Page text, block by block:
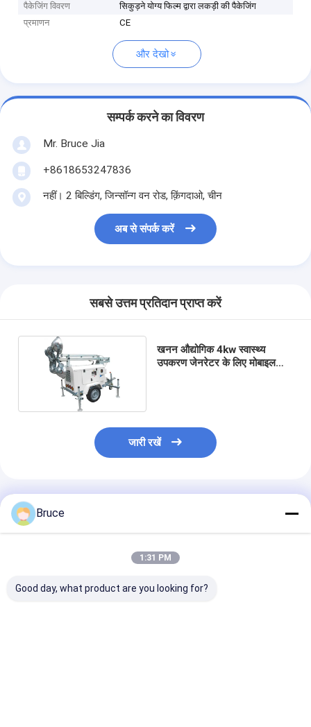
पैकेजिंग विवरण
सिकुड़ने योग्य फिल्म द्वारा लकड़ी की पैकेजिंग
प्रमाणन
CE
और देखो
सम्पर्क करने का विवरण
Mr. Bruce Jia
+8618653247836
नहीं। 2 बिल्डिंग, जिन्सॉन्ग वन रोड, क़िंगदाओ, चीन
अब से संपर्क करें
सबसे उत्तम प्रतिदान प्राप्त करें
खनन औद्योगिक 4kw स्वास्थ्य
उपकरण जेनरेटर के लिए मोबाइल
जारी रखें
अनुशंसित उत्पाद
Bruce
1:31 PM
Good day, what product are you looking for?